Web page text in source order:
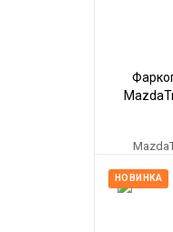
НОВИНКА